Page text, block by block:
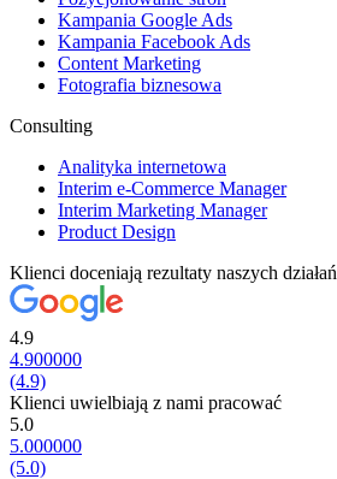
Kampania Google Ads
Kampania Facebook Ads
Content Marketing
Fotografia biznesowa
Consulting
Analityka internetowa
Interim e-Commerce Manager
Interim Marketing Manager
Product Design
Klienci doceniają rezultaty naszych działań
4.9
4.900000
(4.9)
Klienci uwielbiają z nami pracować
5.0
5.000000
(5.0)